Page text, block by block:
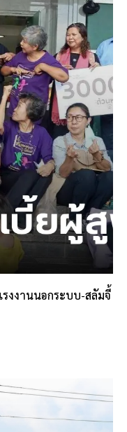
งงานนอกระบบ-สลัมจี้